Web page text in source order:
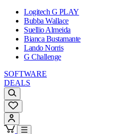
Logitech G PLAY
Bubba Wallace
Suellio Almeida
Bianca Bustamante
Lando Norris
G Challenge
SOFTWARE
DEALS